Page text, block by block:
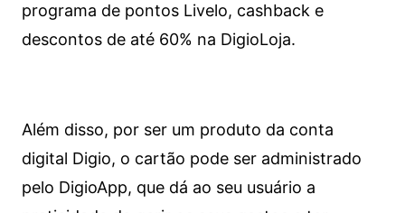
programa de pontos Livelo, cashback e
descontos de até 60% na DigioLoja.
Além disso, por ser um produto da conta
digital Digio, o cartão pode ser administrado
pelo DigioApp, que dá ao seu usuário a